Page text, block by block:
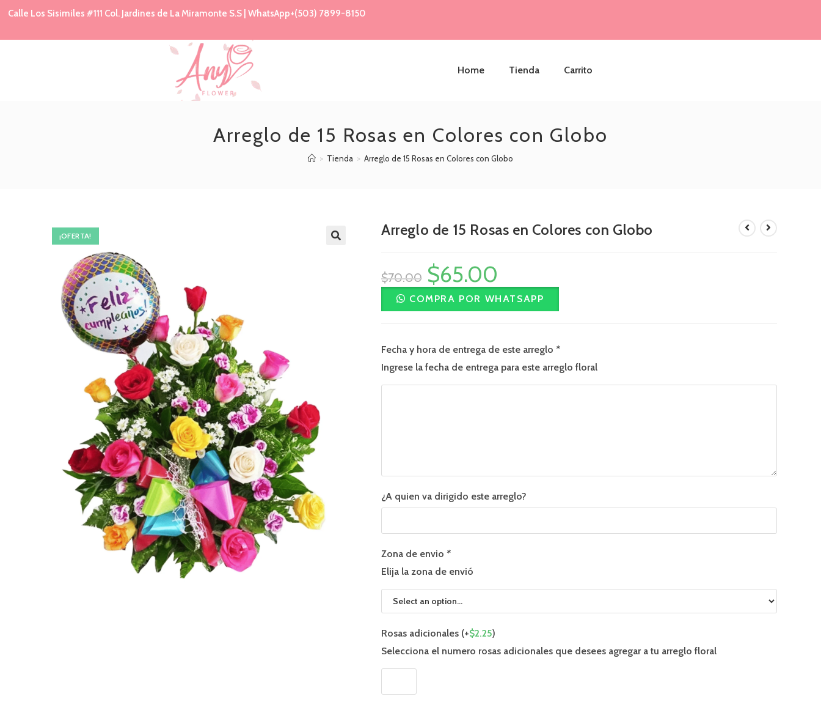
Calle Los Sisimiles #111 Col. Jardines de La Miramonte S.S | WhatsApp+(503) 7899-8150
Home Tienda Carrito
Arreglo de 15 Rosas en Colores con Globo
> Tienda > Arreglo de 15 Rosas en Colores con Globo
¡OFERTA! Arreglo de 15 Rosas en Colores con Globo
$70.00 $65.00
COMPRA POR WHATSAPP
Fecha y hora de entrega de este arreglo *
Ingrese la fecha de entrega para este arreglo floral
¿A quien va dirigido este arreglo?
Zona de envio *
Elija la zona de envió
Rosas adicionales (+$2.25)
Selecciona el numero rosas adicionales que desees agregar a tu arreglo floral